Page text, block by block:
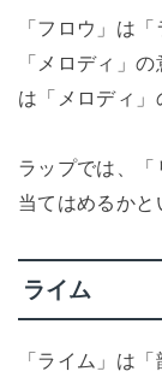
「フロウ」は
「メロディ」
は「メロディ」
ラップでは、
当てはめるかと
ライム
「ライム」は